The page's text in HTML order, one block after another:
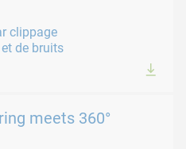
clippage
de bruits
meets 360°